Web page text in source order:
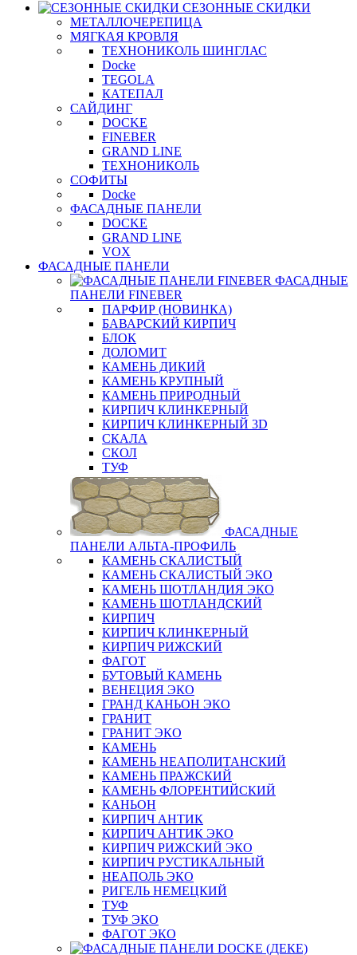
СЕЗОННЫЕ СКИДКИ
МЕТАЛЛОЧЕРЕПИЦА
МЯГКАЯ КРОВЛЯ
ТЕХНОНИКОЛЬ ШИНГЛАС
Docke
TEGOLA
КАТЕПАЛ
САЙДИНГ
DOCKE
FINEBER
GRAND LINE
ТЕХНОНИКОЛЬ
СОФИТЫ
Docke
ФАСАДНЫЕ ПАНЕЛИ
DOCKE
GRAND LINE
VOX
ФАСАДНЫЕ ПАНЕЛИ
ФАСАДНЫЕ
ПАНЕЛИ FINEBER
ПАРФИР (НОВИНКА)
БАВАРСКИЙ КИРПИЧ
БЛОК
ДОЛОМИТ
КАМЕНЬ ДИКИЙ
КАМЕНЬ КРУПНЫЙ
КАМЕНЬ ПРИРОДНЫЙ
КИРПИЧ КЛИНКЕРНЫЙ
КИРПИЧ КЛИНКЕРНЫЙ 3D
СКАЛА
СКОЛ
ТУФ
ФАСАДНЫЕ
ПАНЕЛИ АЛЬТА-ПРОФИЛЬ
КАМЕНЬ СКАЛИСТЫЙ
КАМЕНЬ СКАЛИСТЫЙ ЭКО
КАМЕНЬ ШОТЛАНДИЯ ЭКО
КАМЕНЬ ШОТЛАНДСКИЙ
КИРПИЧ
КИРПИЧ КЛИНКЕРНЫЙ
КИРПИЧ РИЖСКИЙ
ФАГОТ
БУТОВЫЙ КАМЕНЬ
ВЕНЕЦИЯ ЭКО
ГРАНД КАНЬОН ЭКО
ГРАНИТ
ГРАНИТ ЭКО
КАМЕНЬ
КАМЕНЬ НЕАПОЛИТАНСКИЙ
КАМЕНЬ ПРАЖСКИЙ
КАМЕНЬ ФЛОРЕНТИЙСКИЙ
КАНЬОН
КИРПИЧ АНТИК
КИРПИЧ АНТИК ЭКО
КИРПИЧ РИЖСКИЙ ЭКО
КИРПИЧ РУСТИКАЛЬНЫЙ
НЕАПОЛЬ ЭКО
РИГЕЛЬ НЕМЕЦКИЙ
ТУФ
ТУФ ЭКО
ФАГОТ ЭКО